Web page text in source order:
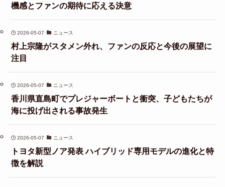
機感とファンの期待に応える決意
2026-05-07 ニュース
村上宗隆がスタメン外れ、ファンの反応と今後の展望に
注目
2026-05-07 ニュース
香川県直島町でプレジャーボートと衝突、子どもたちが
海に投げ出される事故発生
2026-05-07 ニュース
トヨタ新型ノア発表 ハイブリッド専用モデルの進化と特
徴を解説